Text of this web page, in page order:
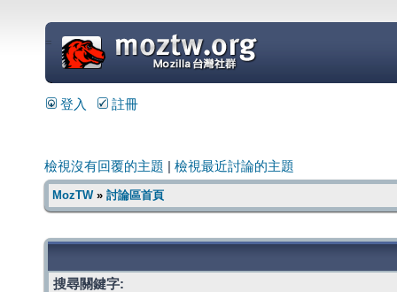
=
登入 註冊
檢視沒有回覆的主題 檢視最近討論的主題
MozTW» 討論區首頁
搜尋關鍵字: